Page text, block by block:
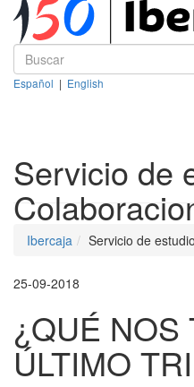
Español | English
Servicio de
Ibercaja Servicio de
25-09-2018
¿QUÉ NOS
ÚLTIMO